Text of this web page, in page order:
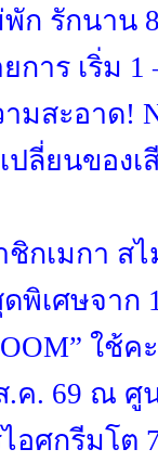
พัก รักนา
การ เริ่ม 1
มสะอาด!
ปลี่ยนของ
กเมกา ส
พิเศษจาก
ใช้
.ค. 69 ณ ศู
อศกรีมโต